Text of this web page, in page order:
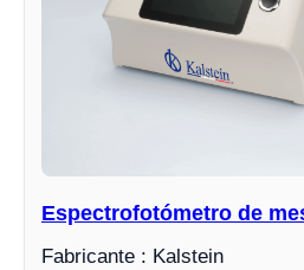
Espectrofotómetro de
Fabricante : Kalstein